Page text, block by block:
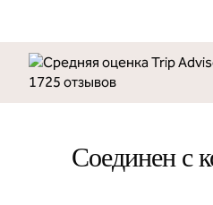
Соединен с